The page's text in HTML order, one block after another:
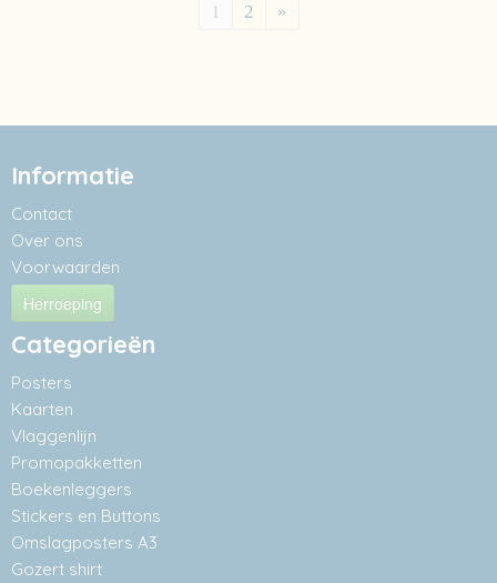
1 2 »
Informatie
Contact
Over ons
Voorwaarden
Herroeping
Categorieën
Posters
Kaarten
Vlaggenlijn
Promopakketten
Boekenleggers
Stickers en Buttons
Omslagposters A3
Gozert shirt